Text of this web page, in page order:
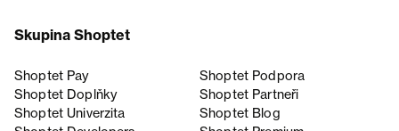
Skupina Shoptet
Shoptet Pay
Shoptet Podpora
Shoptet Doplňky
Shoptet Partneři
Shoptet Univerzita
Shoptet Blog